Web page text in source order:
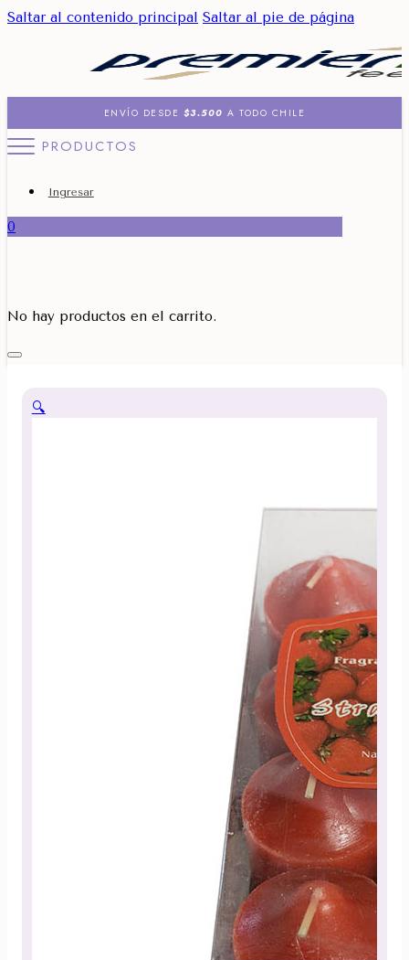
Saltar al contenido principal Saltar al pie de página
ENVÍO DESDE $3.500 A TODO CHILE
PRODUCTOS
Ingresar
0
No hay productos en el carrito.
🔍